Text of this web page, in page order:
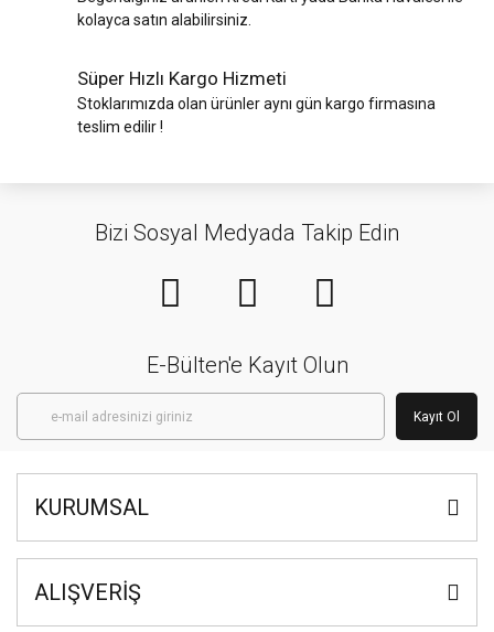
kolayca satın alabilirsiniz.
Süper Hızlı Kargo Hizmeti
Stoklarımızda olan ürünler aynı gün kargo firmasına
teslim edilir !
Bizi Sosyal Medyada Takip Edin
E-Bülten'e Kayıt Olun
Kayıt Ol
KURUMSAL
ALIŞVERİŞ